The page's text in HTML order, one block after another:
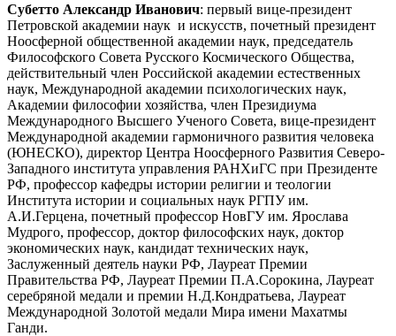
Субетто Александр Иванович: первый вице-президент
Петровской академии наук и искусств, почетный президент
Ноосферной общественной академии наук, председатель
Философского Совета Русского Космического Общества,
действительный член Российской академии естественных
наук, Международной академии психологических наук,
Академии философии хозяйства, член Президиума
Международного Высшего Ученого Совета, вице-президент
Международной академии гармоничного развития человека
(ЮНЕСКО), директор Центра Ноосферного Развития Северо-
Западного института управления РАНХиГС при Президенте
РФ, профессор кафедры истории религии и теологии
Института истории и социальных наук РГПУ им.
А.И.Герцена, почетный профессор НовГУ им. Ярослава
Мудрого, профессор, доктор философских наук, доктор
экономических наук, кандидат технических наук,
Заслуженный деятель науки РФ, Лауреат Премии
Правительства РФ, Лауреат Премии П.А.Сорокина, Лауреат
серебряной медали и премии Н.Д.Кондратьева, Лауреат
Международной Золотой медали Мира имени Махатмы
Ганди.